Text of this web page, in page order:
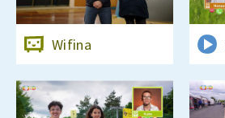
Wifina